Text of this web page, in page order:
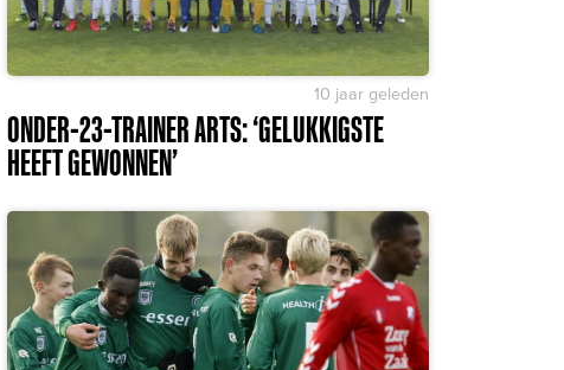
10 jaar geleden
ONDER-23-TRAINER ARTS: ‘GELUKKIGSTE
HEEFT GEWONNEN’